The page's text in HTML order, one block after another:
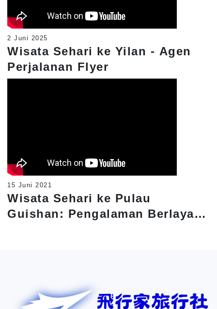
Taiwan Cruise sangat
menyenangkan!
2 Juni 2025
Wisata Sehari ke Yilan - Agen
Perjalanan Flyer
15 Juni 2021
Wisata Sehari ke Pulau
Guishan: Pengalaman Berlayar